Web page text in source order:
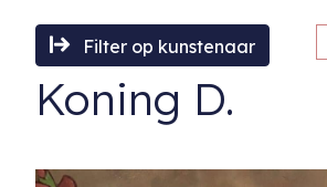
Filter op kunstenaar
Koning D.